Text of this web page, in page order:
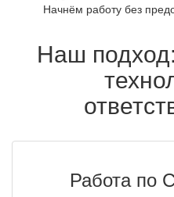
Начнём работу без
Наш
Работа по